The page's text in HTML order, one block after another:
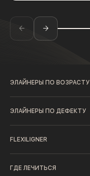
ЭЛАЙНЕРЫ ПО ВОЗРАСТУ
ЭЛАЙНЕРЫ ПО ДЕФЕКТУ
FLEXILIGNER
ГДЕ ЛЕЧИТЬСЯ